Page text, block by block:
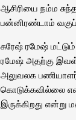
ஆசிரியை நம்ம
பன்னிரண்டாம்
சுரேஷ் ரமேஷ்
ரமேஷ் அதற்கு
அலுவலக
கொடுக்கவில்லை
இருக்கிறது